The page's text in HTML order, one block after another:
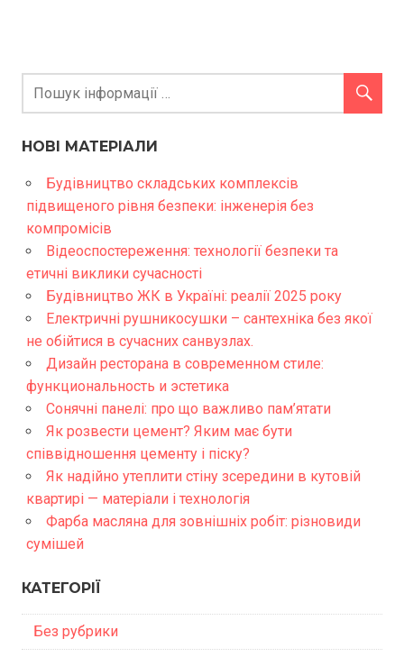
НОВІ МАТЕРІАЛИ
Будівництво складських комплексів
підвищеного рівня безпеки: інженерія без
компромісів
Відеоспостереження: технології безпеки та
етичні виклики сучасності
Будівництво ЖК в Україні: реалії 2025 року
Електричні рушникосушки – сантехніка без якої
не обійтися в сучасних санвузлах.
Дизайн ресторана в современном стиле:
функциональность и эстетика
Сонячні панелі: про що важливо пам’ятати
Як розвести цемент? Яким має бути
співвідношення цементу і піску?
Як надійно утеплити стіну зсередини в кутовій
квартирі — матеріали і технологія
Фарба масляна для зовнішніх робіт: різновиди
сумішей
КАТЕГОРІЇ
Без рубрики